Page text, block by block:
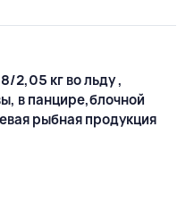
2,05 кг во льду ,
в панцире,блочной
рыбная продукция